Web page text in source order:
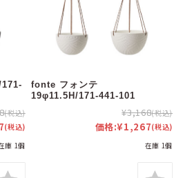
(税込)
(税込)
庫 1個
fonte フォンテ
19φ11.5H/171-441-101
¥3,168(税込)
価格:¥1,267(税込)
在庫 1個